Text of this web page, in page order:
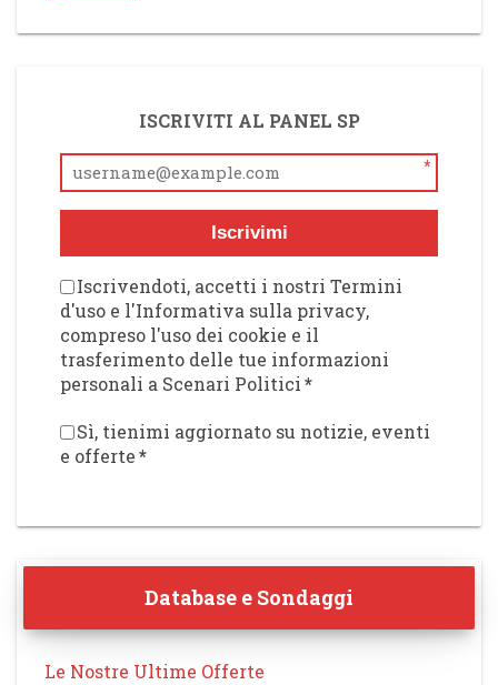
ISCRIVITI AL PANEL SP
*
Iscrivimi
Iscrivendoti, accetti i nostri Termini
d'uso e l'Informativa sulla privacy,
compreso l'uso dei cookie e il
trasferimento delle tue informazioni
personali a Scenari Politici*
Sì, tienimi aggiornato su notizie, eventi
e offerte*
Database e Sondaggi
Le Nostre Ultime Offerte